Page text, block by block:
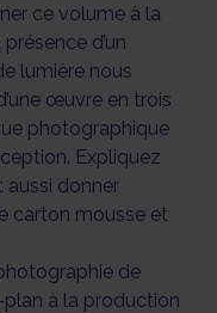
ce volume à la
d’un
lumière nous
œuvre en trois
photographique
Expliquez
aussi donner
carton mousse et
de
plan à la production